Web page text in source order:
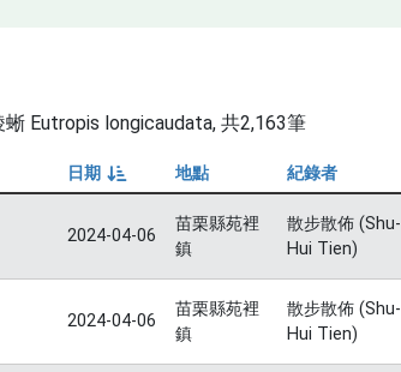
Eutropis longicaudata, 共2,163筆
日期
由小到大
地點 紀錄者
2024-04-06
苗栗縣苑裡
鎮
散步散佈 (Shu-
Hui Tien)
2024-04-06
苗栗縣苑裡
鎮
散步散佈 (Shu-
Hui Tien)